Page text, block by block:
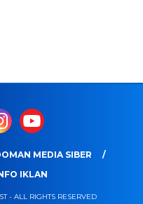
MEDIA SIBER
IKLAN
- ALL RIGHTS RESERVED